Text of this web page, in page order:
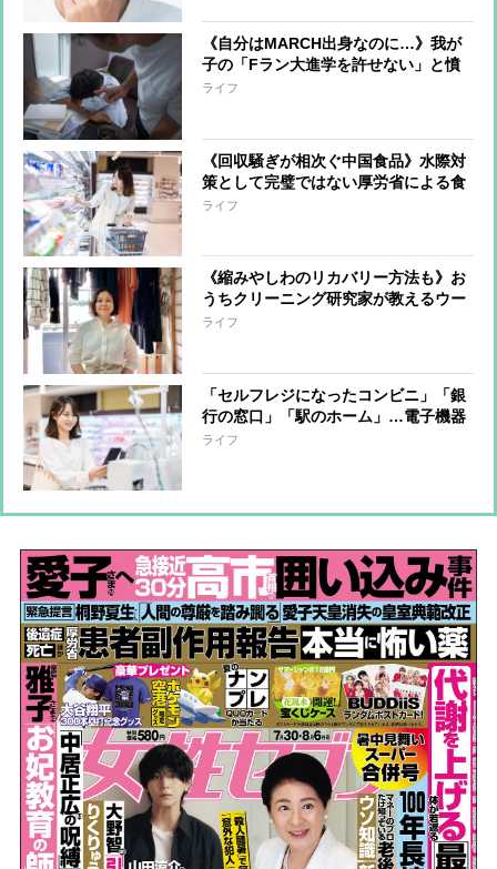
《自分はMARCH出身なのに…》我が
子の「Fラン大進学を許せない」と憤
る親が知らない「知能は母親から遺
ライフ
《回収騒ぎが相次ぐ中国食品》水際対
策として完璧ではない厚労省による食
品検疫、違反が発覚した時点で“手遅
ライフ
《縮みやしわのリカバリー方法も》お
うちクリーニング研究家が教えるウー
ル＆カシミヤセーターの洗い方
ライフ
「セルフレジになったコンビニ」「銀
行の窓口」「駅のホーム」…電子機器
に任せて“生身の人間がいなくなって
ライフ